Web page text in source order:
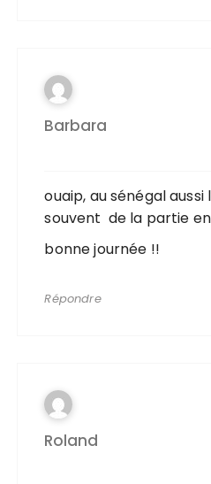
Barbara
ouaip, au sénégal
souvent de la partie
bonne journée !!
Répondre
Roland